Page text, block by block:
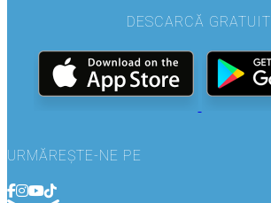
DESCARCĂ GRATUIT
URMĂREȘTE-NE PE